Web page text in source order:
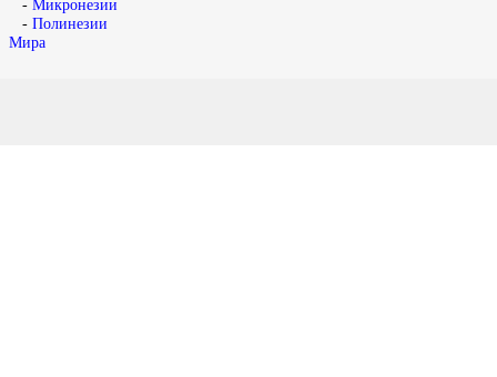
- Микронезии
- Полинезии
Мира